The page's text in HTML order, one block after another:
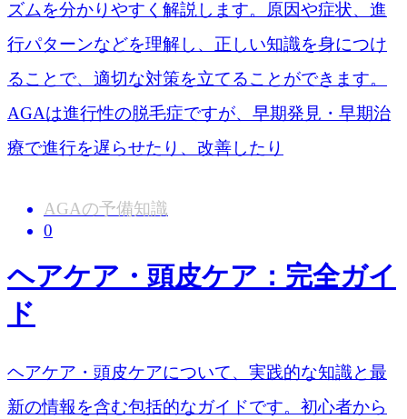
ズムを分かりやすく解説します。原因や症状、進
行パターンなどを理解し、正しい知識を身につけ
ることで、適切な対策を立てることができます。
AGAは進行性の脱毛症ですが、早期発見・早期治
療で進行を遅らせたり、改善したり
AGAの予備知識
0
ヘアケア・頭皮ケア：完全ガイ
ド
ヘアケア・頭皮ケアについて、実践的な知識と最
新の情報を含む包括的なガイドです。初心者から